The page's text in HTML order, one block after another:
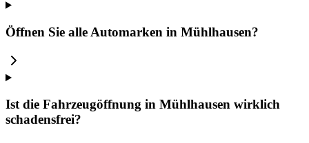
Öffnen Sie alle Automarken in Mühlhausen?
Ist die Fahrzeugöffnung in Mühlhausen wirklich
schadensfrei?